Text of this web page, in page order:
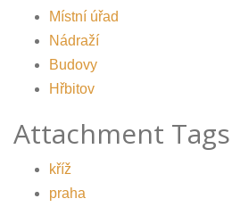
Místní úřad
Nádraží
Budovy
Hřbitov
Attachment Tags
kříž
praha